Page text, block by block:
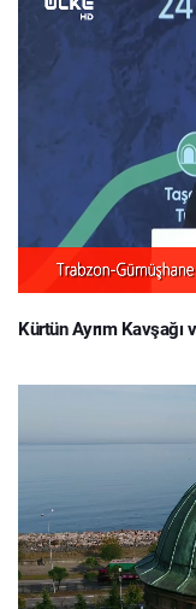
Kürtün Ayrım Kavşağı